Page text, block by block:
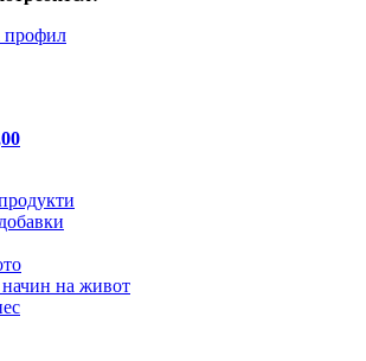
профил
на живот